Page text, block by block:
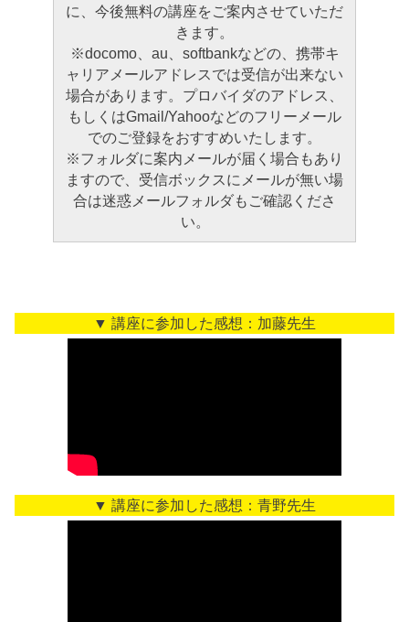
に、今後無料の講座をご案内させていただ
きます。
※docomo、au、softbankなどの、携帯キ
ャリアメールアドレスでは受信が出来ない
場合があります。プロバイダのアドレス、
もしくはGmail/Yahooなどのフリーメール
でのご登録をおすすめいたします。
※フォルダに案内メールが届く場合もあり
ますので、受信ボックスにメールが無い場
合は迷惑メールフォルダもご確認くださ
い。
▼ 講座に参加した感想：加藤先生
▼ 講座に参加した感想：青野先生